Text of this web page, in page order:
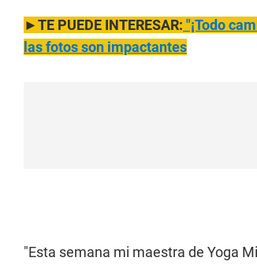
►TE PUEDE INTERESAR: "¡Todo
las fotos son impactantes
"Esta semana mi maestra de Yoga